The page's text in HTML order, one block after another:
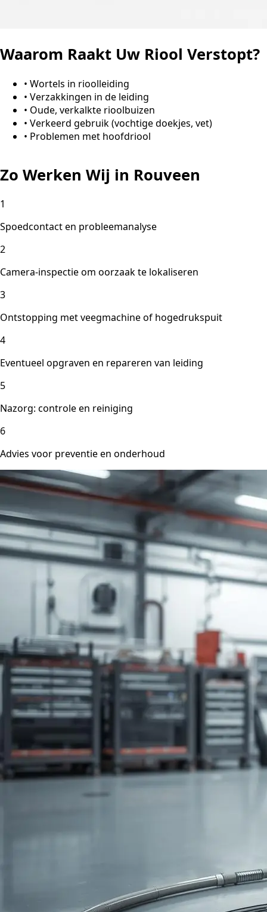
Waarom Raakt Uw Riool Verstopt?
• Wortels in rioolleiding
• Verzakkingen in de leiding
• Oude, verkalkte rioolbuizen
• Verkeerd gebruik (vochtige doekjes, vet)
• Problemen met hoofdriool
Zo Werken Wij in Rouveen
1
Spoedcontact en probleemanalyse
2
Camera-inspectie om oorzaak te lokaliseren
3
Ontstopping met veegmachine of hogedrukspuit
4
Eventueel opgraven en repareren van leiding
5
Nazorg: controle en reiniging
6
Advies voor preventie en onderhoud